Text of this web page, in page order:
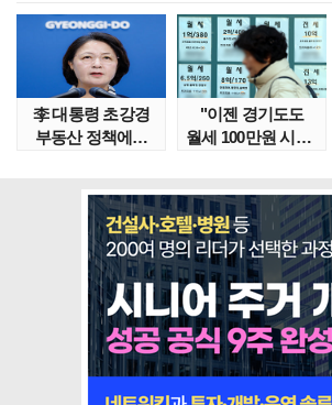
李 대통령 초강경
부동산 정책에…
"이젠 경기도도
월세 100만원 시대"